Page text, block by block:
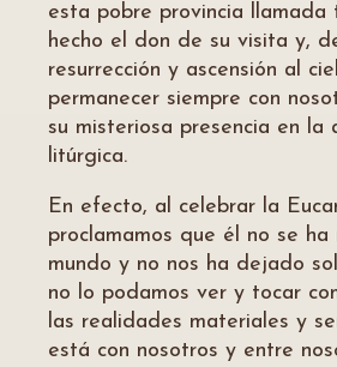
esta pobre provincia llamada
hecho el don de su visita y,
resurrección y ascensión al
permanecer siempre con
su misteriosa presencia en la
litúrgica.
En efecto, al celebrar la
proclamamos que él no se
mundo y no nos ha dejado
no lo podamos ver y tocar
las realidades materiales y
está con nosotros y entre